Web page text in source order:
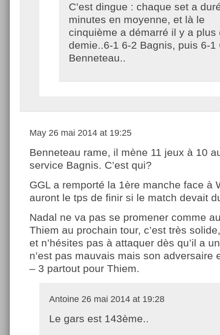
C’est dingue : chaque set a
minutes en moyenne, et là le
cinquième a démarré il y a plus
demie..6-1 6-2 Bagnis, puis 6-1
Benneteau..
May 26 mai 2014 at 19:25
Benneteau rame, il mène 11 jeux à 10
service Bagnis. C’est qui?
GGL a remporté la 1ère manche face à
auront le tps de finir si le match devait
Nadal ne va pas se promener comme
Thiem au prochain tour, c’est très
et n’hésites pas à attaquer dès qu’il a
n’est pas mauvais mais son adversaire
– 3 partout pour Thiem.
Antoine 26 mai 2014 at 19:28
Le gars est 143ème..